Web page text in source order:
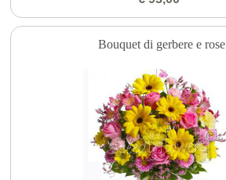
Bouquet di gerbere e rose